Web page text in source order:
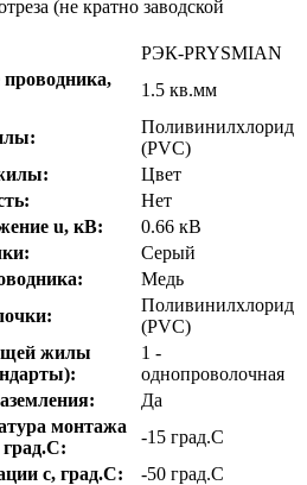
(не кратно заводской
РЭК-PRYSMIAN
проводника,
1.5 кв.мм
Поливинилхлорид
(PVC)
Цвет
Нет
u, кВ:
0.66 кВ
Серый
Медь
Поливинилхлорид
(PVC)
жилы
1 -
однопроволочная
Да
монтажа
-15 град.C
с, град.C:
-50 град.C